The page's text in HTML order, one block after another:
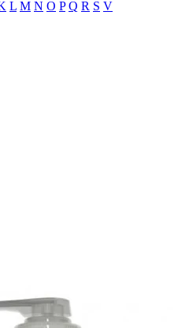
L M N O P Q R S V